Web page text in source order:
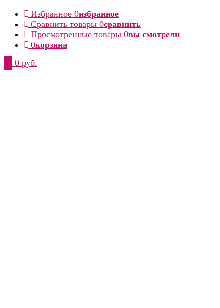
Избранное 0избранное
Сравнить товары 0сравнить
Просмотренные товары 0вы смотрели
0корзина
0 руб.